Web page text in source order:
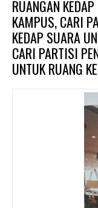
RUANGAN
KAMPUS, CARI
KEDAP SUARA
CARI PARTISI
UNTUK RUANG